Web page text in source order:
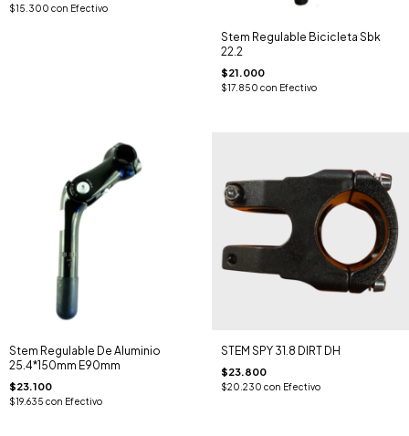
$15.300 con Efectivo
Stem Regulable Bicicleta Sbk
22.2
$21.000
$17.850 con Efectivo
Stem Regulable De Aluminio
25.4*150mm E90mm
$23.100
$19.635 con Efectivo
STEM SPY 31.8 DIRT DH
$23.800
$20.230 con Efectivo